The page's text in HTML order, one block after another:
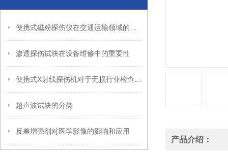
渗透探伤试块在设备维修中的重要性
超声波试块的分类
反差增强剂对医学影像的影响和应用
产品介绍：